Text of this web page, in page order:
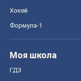
Хокей
Формула-1
Моя школа
ГДЗ